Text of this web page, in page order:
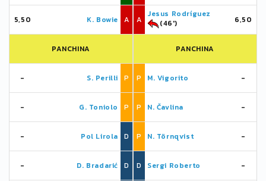
5,50 K. Bowie A
PANCHINA
- S. Perilli P
- G. Toniolo P
- Pol Lirola D
- D. Bradarić D
A
Jesus Rodríguez
(46')
6,50
PANCHINA
P M. Vigorito -
P N. Čavlina -
P N. Törnqvist -
D Sergi Roberto -